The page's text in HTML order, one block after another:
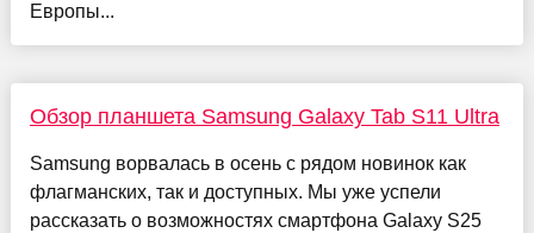
Европы...
Обзор планшета Samsung Galaxy Tab S11 Ultra
Samsung ворвалась в осень с рядом новинок как
флагманских, так и доступных. Мы уже успели
рассказать о возможностях смартфона Galaxy S25